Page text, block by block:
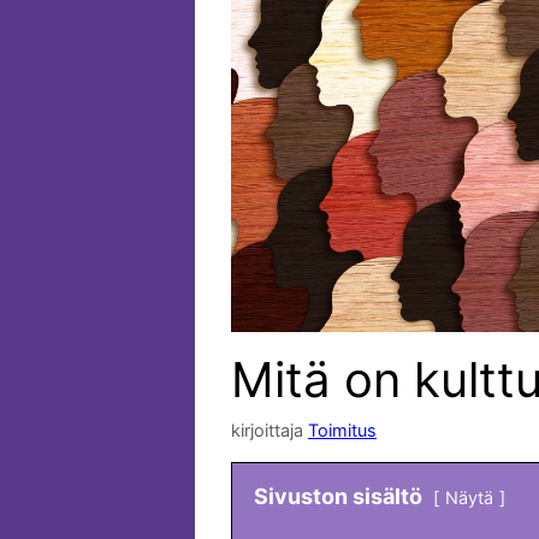
Mitä on
kirjoittaja Toimitus
Sivuston sisältö Näytä